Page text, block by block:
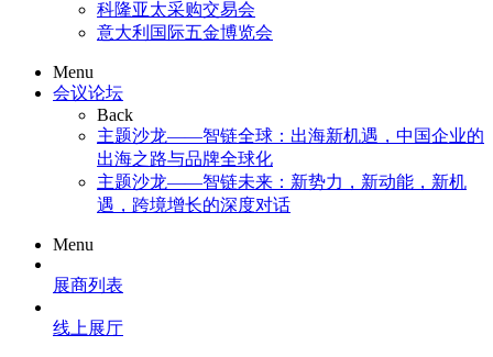
科隆亚太采购交易会
意大利国际五金博览会
Menu
会议论坛
Back
主题沙龙——智链全球：出海新机遇，中国企业的
出海之路与品牌全球化
主题沙龙——智链未来：新势力，新动能，新机
遇，跨境增长的深度对话
Menu
展商列表
线上展厅